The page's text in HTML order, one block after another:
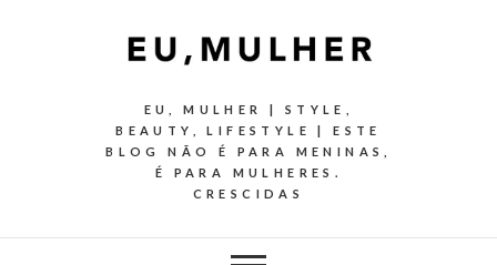
EU, MULHER | STYLE,
BEAUTY, LIFESTYLE | ESTE
BLOG NÃO É PARA MENINAS,
É PARA MULHERES.
CRESCIDAS